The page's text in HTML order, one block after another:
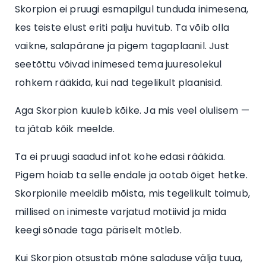
Skorpion ei pruugi esmapilgul tunduda inimesena,
kes teiste elust eriti palju huvitub. Ta võib olla
vaikne, salapärane ja pigem tagaplaanil. Just
seetõttu võivad inimesed tema juuresolekul
rohkem rääkida, kui nad tegelikult plaanisid.
Aga Skorpion kuuleb kõike. Ja mis veel olulisem —
ta jätab kõik meelde.
Ta ei pruugi saadud infot kohe edasi rääkida.
Pigem hoiab ta selle endale ja ootab õiget hetke.
Skorpionile meeldib mõista, mis tegelikult toimub,
millised on inimeste varjatud motiivid ja mida
keegi sõnade taga päriselt mõtleb.
Kui Skorpion otsustab mõne saladuse välja tuua,